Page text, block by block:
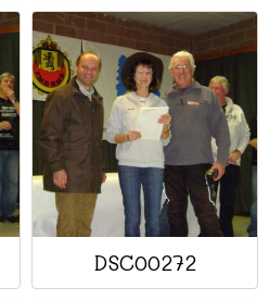
DSC00272